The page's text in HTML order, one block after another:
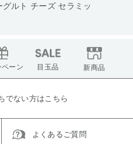
ルト チーズ セラミッ
ペーン 目玉品 新商品
でない方はこちら
よくあるご質問